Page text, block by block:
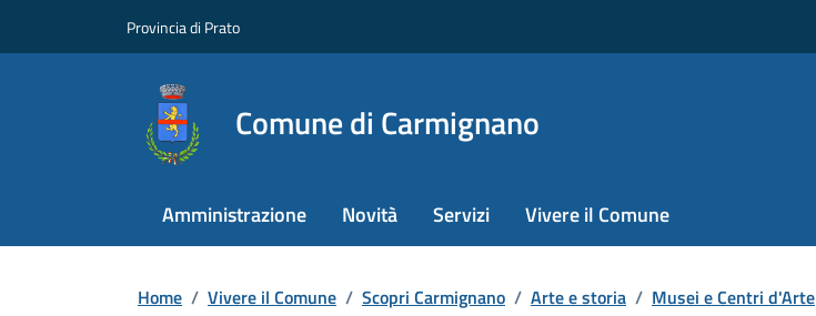
Provincia di Prato
Comune di Carmignano
Amministrazione Novità Servizi Vivere il Comune
Home / Vivere il Comune / Scopri Carmignano / Arte e storia / Musei e Centri d'Arte